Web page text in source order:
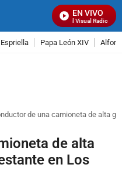
EN VIVO
Señal Visual Radio
Papa León XIV
de una camioneta de alta
de alta
en Los